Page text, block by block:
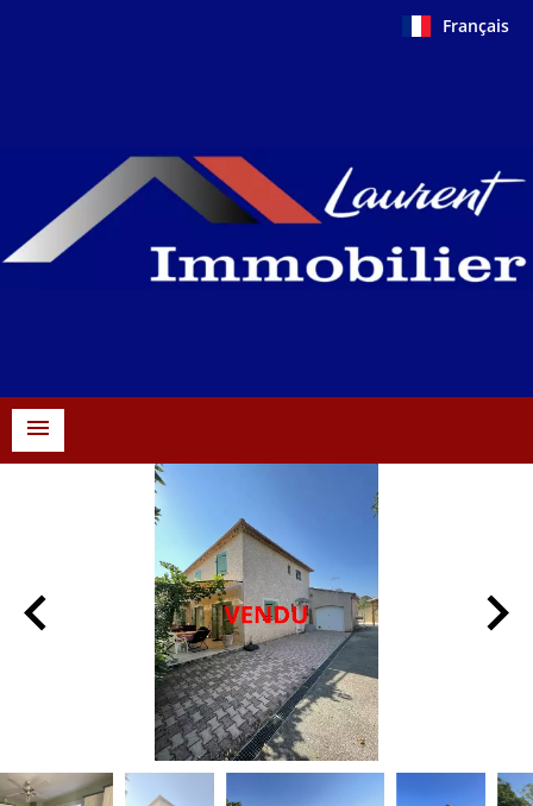
Français